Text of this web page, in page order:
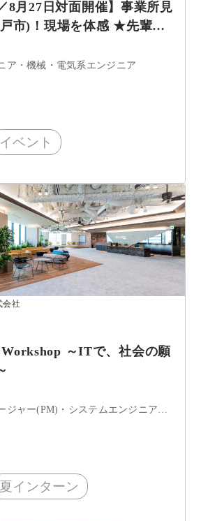
8月27日対面開催】事業所見
市)！現場を体感 ★先輩社
ア・機械・電気系エンジニア
イベント
会社
Workshop ～ITで、社会の願
夏インターン